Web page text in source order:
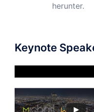
herunter.
Keynote